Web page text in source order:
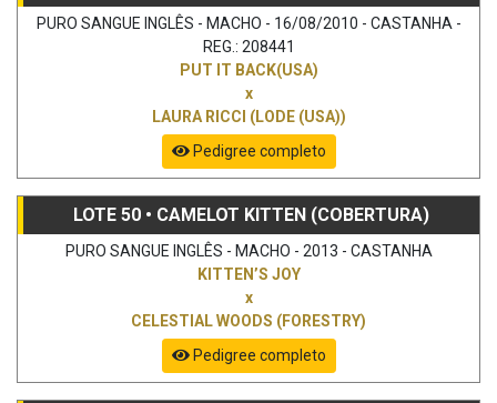
PURO SANGUE INGLÊS - MACHO - 16/08/2010 - CASTANHA -
REG.: 208441
PUT IT BACK(USA)
x
LAURA RICCI (LODE (USA))
Pedigree completo
LOTE 50 • CAMELOT KITTEN (COBERTURA)
PURO SANGUE INGLÊS - MACHO - 2013 - CASTANHA
KITTEN’S JOY
x
CELESTIAL WOODS (FORESTRY)
Pedigree completo